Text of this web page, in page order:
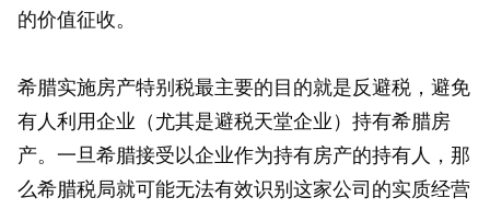
的价值征收。
希腊实施房产特别税最主要的目的就是反避税，避免
有人利用企业（尤其是避税天堂企业）持有希腊房
产。一旦希腊接受以企业作为持有房产的持有人，那
么希腊税局就可能无法有效识别这家公司的实质经营